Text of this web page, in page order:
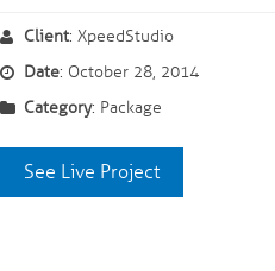
Client: XpeedStudio
Date: October 28, 2014
Category: Package
See Live Project